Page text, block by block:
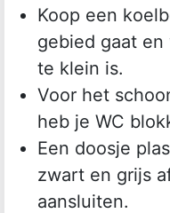
Koop een
gebied gaat
te klein is.
Voor het
heb je WC
Een doosje
zwart en grijs
aansluiten.